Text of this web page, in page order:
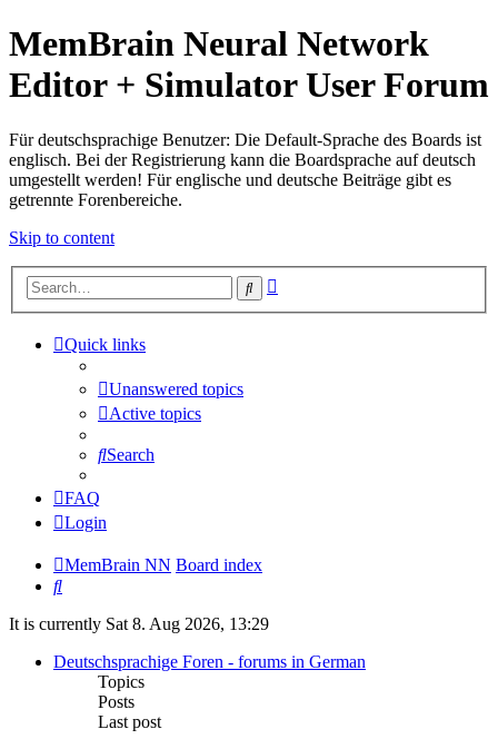
MemBrain Neural Network
Editor + Simulator User Forum
Für deutschsprachige Benutzer: Die Default-Sprache des Boards ist
englisch. Bei der Registrierung kann die Boardsprache auf deutsch
umgestellt werden! Für englische und deutsche Beiträge gibt es
getrennte Forenbereiche.
Skip to content
Search
Quick links
Unanswered topics
Active topics
Search
FAQ
Login
MemBrain NN Board index
Search
It is currently Sat 8. Aug 2026, 13:29
Deutschsprachige Foren - forums in German
Topics
Posts
Last post